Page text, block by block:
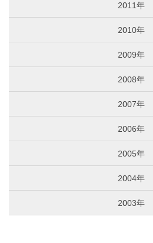
2011年
2010年
2009年
2008年
2007年
2006年
2005年
2004年
2003年